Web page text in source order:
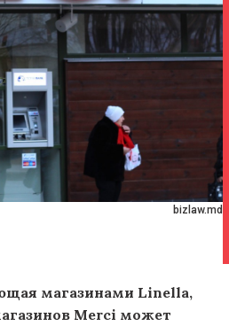
bizlaw.md
магазинами Linella,
Merci может